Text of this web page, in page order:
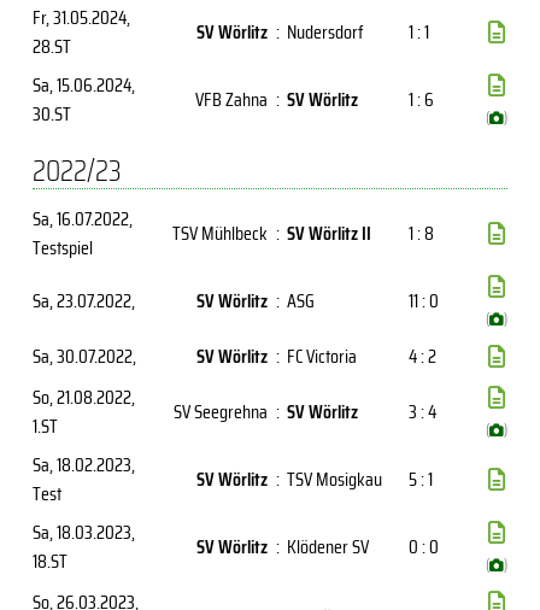
Fr, 31.05.2024,
28.ST
SV Wörlitz : Nudersdorf
1 : 1
Sa, 15.06.2024,
30.ST
VFB Zahna : SV Wörlitz 1 : 6
( )
2022/23
Sa, 16.07.2022,
Testspiel
TSV Mühlbeck : SV Wörlitz II 1 : 8
Sa, 23.07.2022, SV Wörlitz : ASG 11 : 0
( )
Sa, 30.07.2022, SV Wörlitz : FC Victoria
4 : 2
So, 21.08.2022,
1.ST
SV Seegrehna : SV Wörlitz 3 : 4
( )
Sa, 18.02.2023,
Test
SV Wörlitz : TSV Mosigkau
5 : 1
Sa, 18.03.2023,
18.ST
SV Wörlitz : Klödener SV 0 : 0
( )
So, 26.03.2023,